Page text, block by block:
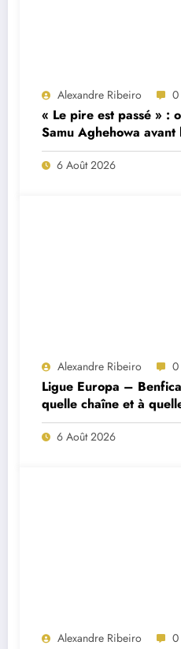
Alexandre Ribeiro 0
« Le pire est passé » :
Samu Aghehowa
Porto ?
6 Août 2026
Alexandre Ribeiro 0
Ligue Europa –
quelle chaîne et à
match ?
6 Août 2026
Alexandre Ribeiro 0